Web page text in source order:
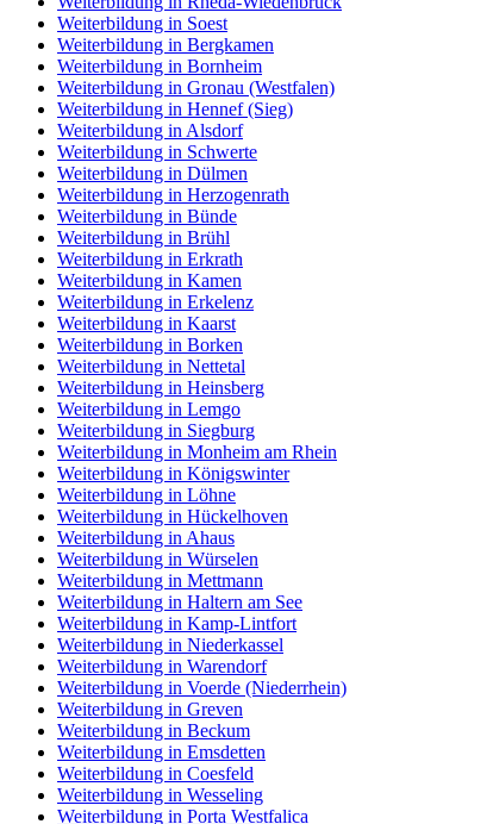
Weiterbildung in Soest
Weiterbildung in Bergkamen
Weiterbildung in Bornheim
Weiterbildung in Gronau (Westfalen)
Weiterbildung in Hennef (Sieg)
Weiterbildung in Alsdorf
Weiterbildung in Schwerte
Weiterbildung in Dülmen
Weiterbildung in Herzogenrath
Weiterbildung in Bünde
Weiterbildung in Brühl
Weiterbildung in Erkrath
Weiterbildung in Kamen
Weiterbildung in Erkelenz
Weiterbildung in Kaarst
Weiterbildung in Borken
Weiterbildung in Nettetal
Weiterbildung in Heinsberg
Weiterbildung in Lemgo
Weiterbildung in Siegburg
Weiterbildung in Monheim am Rhein
Weiterbildung in Königswinter
Weiterbildung in Löhne
Weiterbildung in Hückelhoven
Weiterbildung in Ahaus
Weiterbildung in Würselen
Weiterbildung in Mettmann
Weiterbildung in Haltern am See
Weiterbildung in Kamp-Lintfort
Weiterbildung in Niederkassel
Weiterbildung in Warendorf
Weiterbildung in Voerde (Niederrhein)
Weiterbildung in Greven
Weiterbildung in Beckum
Weiterbildung in Emsdetten
Weiterbildung in Coesfeld
Weiterbildung in Wesseling
Weiterbildung in Porta Westfalica